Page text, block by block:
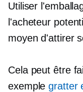
Utiliser
l'acheteur
moyen d'attirer
Cela peut être
exemplegratter